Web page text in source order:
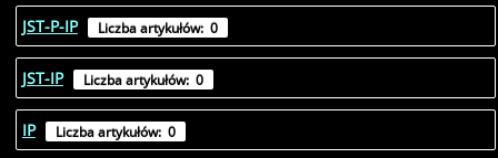
JST-P-IP Liczba artykułów: 0
JST-IP Liczba artykułów: 0
IP Liczba artykułów: 0